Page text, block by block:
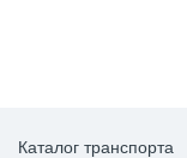
Каталог транспорта